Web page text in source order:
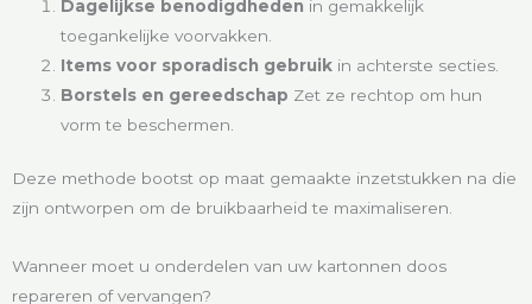
Dagelijkse benodigdheden in gemakkelijk
toegankelijke voorvakken.
Items voor sporadisch gebruik in achterste secties.
Borstels en gereedschap Zet ze rechtop om hun
vorm te beschermen.
Deze methode bootst op maat gemaakte inzetstukken na die
zijn ontworpen om de bruikbaarheid te maximaliseren.
Wanneer moet u onderdelen van uw kartonnen doos
repareren of vervangen?